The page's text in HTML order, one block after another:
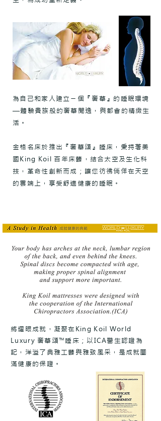
為自己和家人建立ㄧ個『奢華』的睡眠環境
—體驗貴族般的奢華閒逸，與都會的精緻生
活。
金格名床於推出『奢華頌』睡床，秉持著美
國King Koil 百年床藝，結合太空及生化科
技，革命性創新而成；讓您彷彿倘佯在天空
的雲端上，享受舒適健康的睡眠。
將耀眼成就，凝聚在King Koil World
Luxury 奢華頌™睡床；以ICA醫生認證為
記，洋溢了典雅工藝與雅致風采，​是成就圓
滿健康的保證。